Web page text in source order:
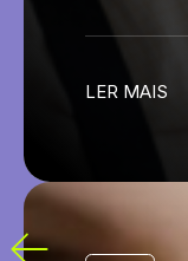
LER MAIS